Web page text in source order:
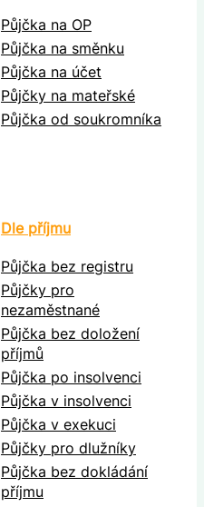
Půjčka na OP
Půjčka na směnku
Půjčka na účet
Půjčky na mateřské
Půjčka od soukromníka
Dle příjmu
Půjčka bez registru
Půjčky pro
nezaměstnané
Půjčka bez doložení
příjmů
Půjčka po insolvenci
Půjčka v insolvenci
Půjčka v exekuci
Půjčky pro dlužníky
Půjčka bez dokládání
příjmu